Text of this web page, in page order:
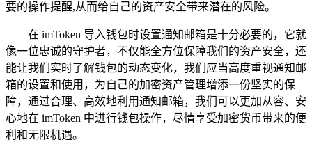
要的操作提醒,从而给自己的资产安全带来潜在的风险。
在 imToken 导入钱包时设置通知邮箱是十分必要的，它就
像一位忠诚的守护者，不仅能全方位保障我们的资产安全，还
能让我们实时了解钱包的动态变化，我们应当高度重视通知邮
箱的设置和使用，为自己的加密资产管理增添一份坚实的保
障，通过合理、高效地利用通知邮箱，我们可以更加从容、安
心地在 imToken 中进行钱包操作，尽情享受加密货币带来的便
利和无限机遇。